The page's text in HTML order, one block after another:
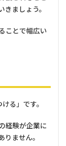
ましょう。
ことで幅広い
る」です。
経験が企業に
ません。